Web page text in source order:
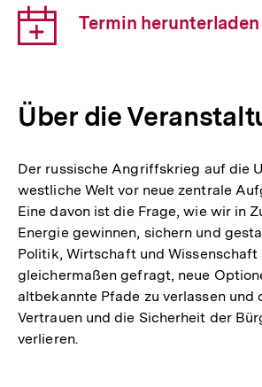
Download-
Link:
Termin herunterladen
Über die
Der russische Angriffskrieg auf die
westliche Welt vor neue zentrale
Eine davon ist die Frage, wie wir in
Energie gewinnen, sichern und
Politik, Wirtschaft und Wissenschaft
gleichermaßen gefragt, neue
altbekannte Pfade zu verlassen und
Vertrauen und die Sicherheit der
verlieren.